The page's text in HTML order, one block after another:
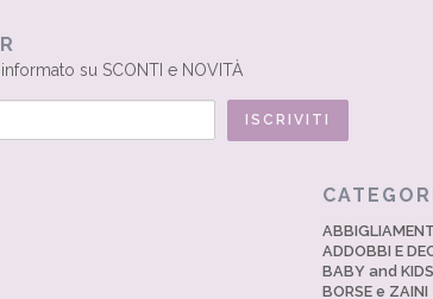
su SCONTI e NOVITÀ
ADDOBBI E
BABY and KIDS
BORSE e ZAINI